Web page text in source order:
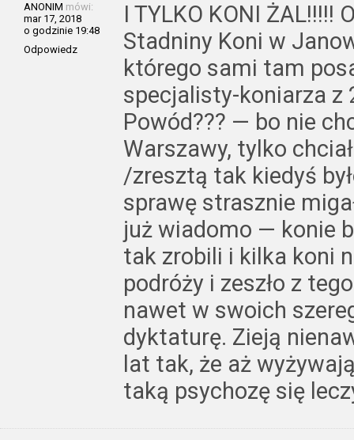
ANONIM mówi:
mar 17, 2018
o godzinie 19:48
Odpowiedz
I TYLKO KONI
Stadniny Koni w
którego sami tam
specjalisty-koniarza z
Powód??? — bo nie
Warszawy, tylko
/zresztą tak kiedyś
sprawę strasznie
już wiadomo — konie
tak zrobili i kilka koni
podróży i zeszło z
nawet w swoich
dyktaturę. Zieją
lat tak, że aż
taką psychozę się